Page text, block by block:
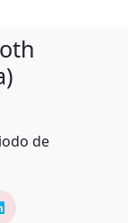
de